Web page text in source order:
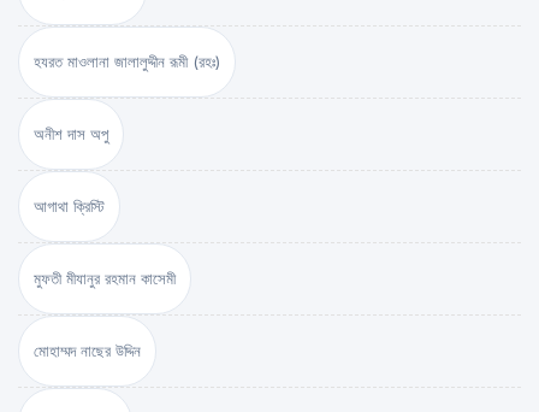
হযরত মাওলানা জালালুদ্দীন রূমী (রহঃ)
অনীশ দাস অপু
আগাথা ক্রিস্টি
মুফতী মীযানুর রহমান কাসেমী
মোহাম্মদ নাছের উদ্দিন